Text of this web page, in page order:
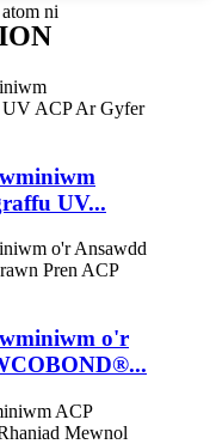
ni
UV...
o'r